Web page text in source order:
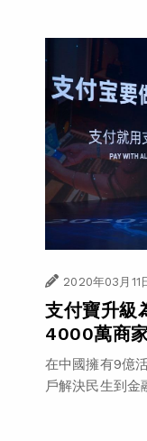
2020年03月11
支付寶升
4000萬商
在中國擁有9億
戶解決民生到金